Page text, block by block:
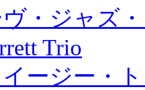
・ジャズ
Trio
ージー・